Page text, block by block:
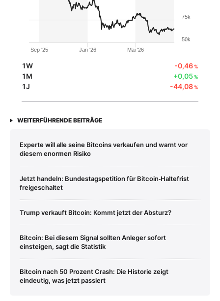
Sep '25 Jan '26 Mai '26
50k
75k
1W -0,46%
1M +0,05%
1J -44,08%
WEITERFÜHRENDE BEITRÄGE
Experte will alle seine Bitcoins verkaufen und warnt vor
diesem enormen Risiko
Jetzt handeln: Bundestagspetition für Bitcoin‑Haltefrist
freigeschaltet
Trump verkauft Bitcoin: Kommt jetzt der Absturz?
Bitcoin: Bei diesem Signal sollten Anleger sofort
einsteigen, sagt die Statistik
Bitcoin nach 50 Prozent Crash: Die Historie zeigt
eindeutig, was jetzt passiert